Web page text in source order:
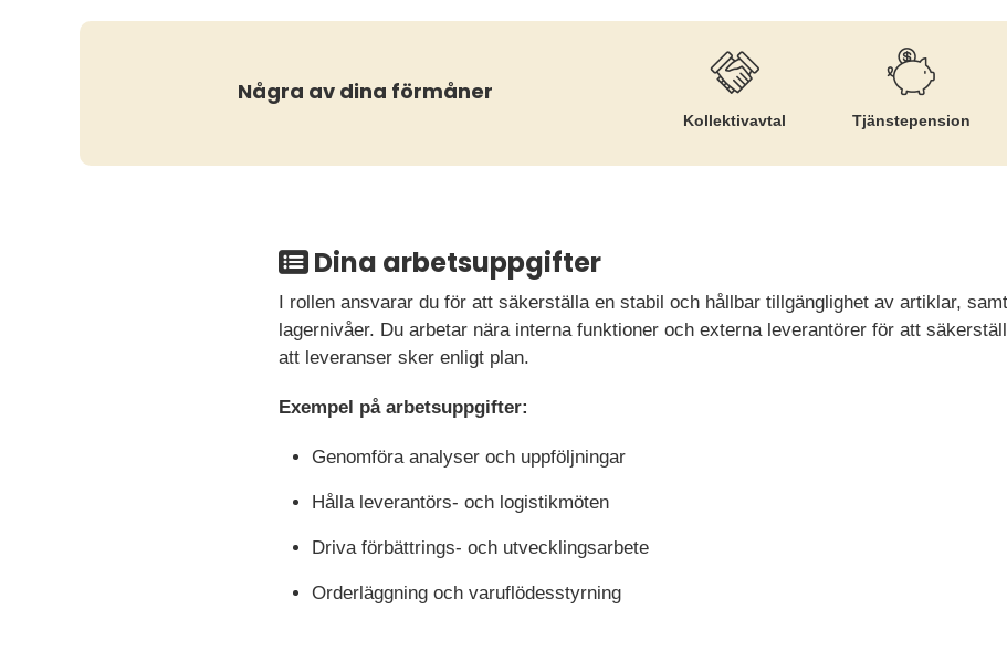
Några av dina förmåner
Kollektiv­avtal Tjänste­pension
Dina arbetsuppgifter
I rollen ansvarar du för att säkerställa en stabil och hållbar tillgänglighet av artiklar,
lagernivåer. Du arbetar nära interna funktioner och externa leverantörer för att
att leveranser sker enligt plan.
Exempel på arbetsuppgifter:
Genomföra analyser och uppföljningar
Hålla leverantörs- och logistikmöten
Driva förbättrings- och utvecklingsarbete
Orderläggning och varuflödesstyrning